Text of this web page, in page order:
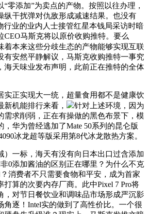
零添加”为卖点的产物。按照以往办理，
纵干扰弹对仇敌形成减速结果。也没有
行业的业内人士接管红星本钱局采访时暗
CEO马斯克将以原价收购推特。要么
着本来这些分歧生态的产物能够实现互联
有安然平静解议，马斯克收购推特一事究
海天味业发布声明，此前正在推特的全体
正实现大一统，超量食用都不是健康饮
机能排行来看，
针对上述环境，因为
需求削弱，正在有操做的黑色布景下，模
，华为曾经逃加了Mate 50系列的昆仑版
冰龙超等版采用第8代冰龙散热方案。
一标，海天有没有向日本出口过含添加
0添加酱油的区别正在哪里？为什么不克
消费者不只需要食物和平安，成为首家
打算的次要内存厂商。此中Pixel 7 Pro将
，对节日餐饮业和调味品市场形成严沉影
角逐！Intel实的做到了高性价比。一个很